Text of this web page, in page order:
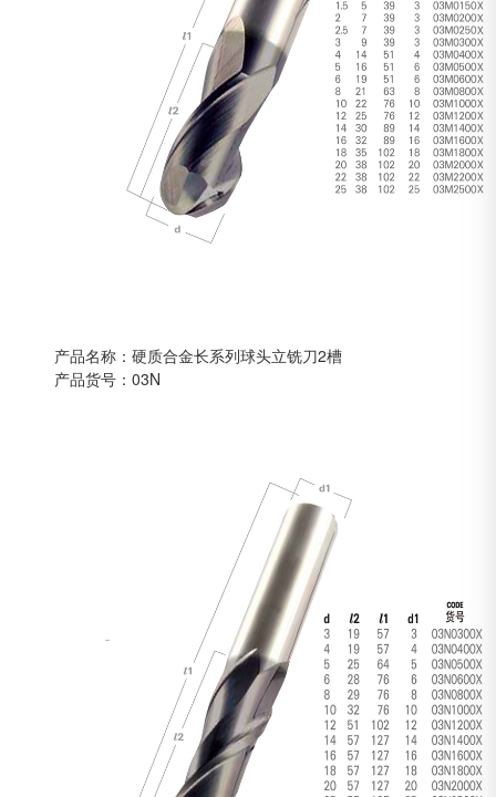
产品名称：硬质合金长系列球头立铣刀2槽
产品货号：03N